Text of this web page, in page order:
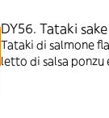
DY56. Tataki
Tataki di salmone
letto di salsa ponzu